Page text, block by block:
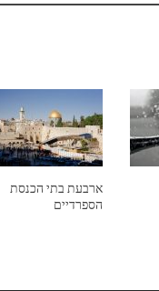
ארבעת בתי הכנסת
הספרדיים